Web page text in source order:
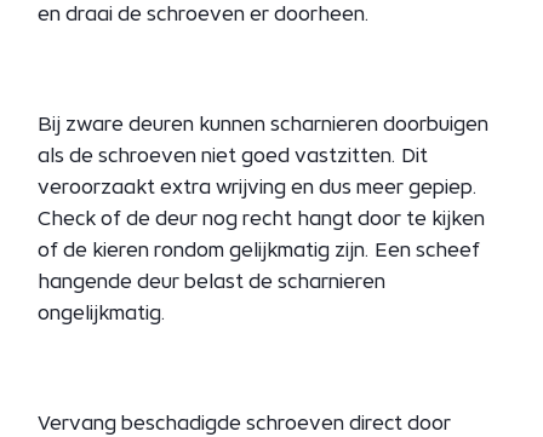
en draai de schroeven er doorheen.
Bij zware deuren kunnen scharnieren doorbuigen
als de schroeven niet goed vastzitten. Dit
veroorzaakt extra wrijving en dus meer gepiep.
Check of de deur nog recht hangt door te kijken
of de kieren rondom gelijkmatig zijn. Een scheef
hangende deur belast de scharnieren
ongelijkmatig.
Vervang beschadigde schroeven direct door